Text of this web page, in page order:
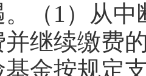
（ 1 ）从
继续缴费
金按规定